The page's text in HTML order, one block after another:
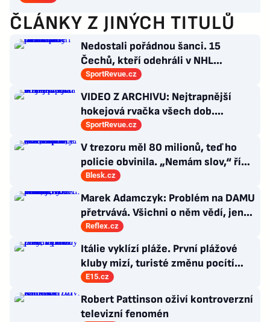
ČLÁNKY Z JINÝCH TITULŮ
Nedostali pořádnou šanci. 15
Čechů, kteří odehráli v NHL
maximálně dva zápasy
SportRevue.cz
VIDEO Z ARCHIVU: Nejtrapnější
hokejová rvačka všech dob.
Nepadla v ní ani rána
SportRevue.cz
V trezoru měl 80 milionů, teď ho
policie obvinila. „Nemám slov,“ říká
exšéf Správy železnic
Blesk.cz
Marek Adamczyk: Problém na DAMU
přetrvává. Všichni o něm vědí, jen
moc nevědí, co s ním
Reflex.cz
Itálie vyklízí pláže. První plážové
kluby mizí, turisté změnu pocítí
brzy
E15.cz
Robert Pattinson oživí kontroverzní
televizní fenomén